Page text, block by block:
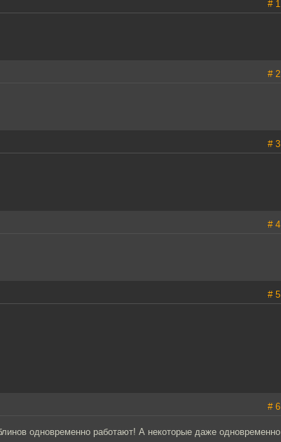
# 1
# 2
# 3
# 4
# 5
# 6
одновременно работают! А некоторые даже одновременно